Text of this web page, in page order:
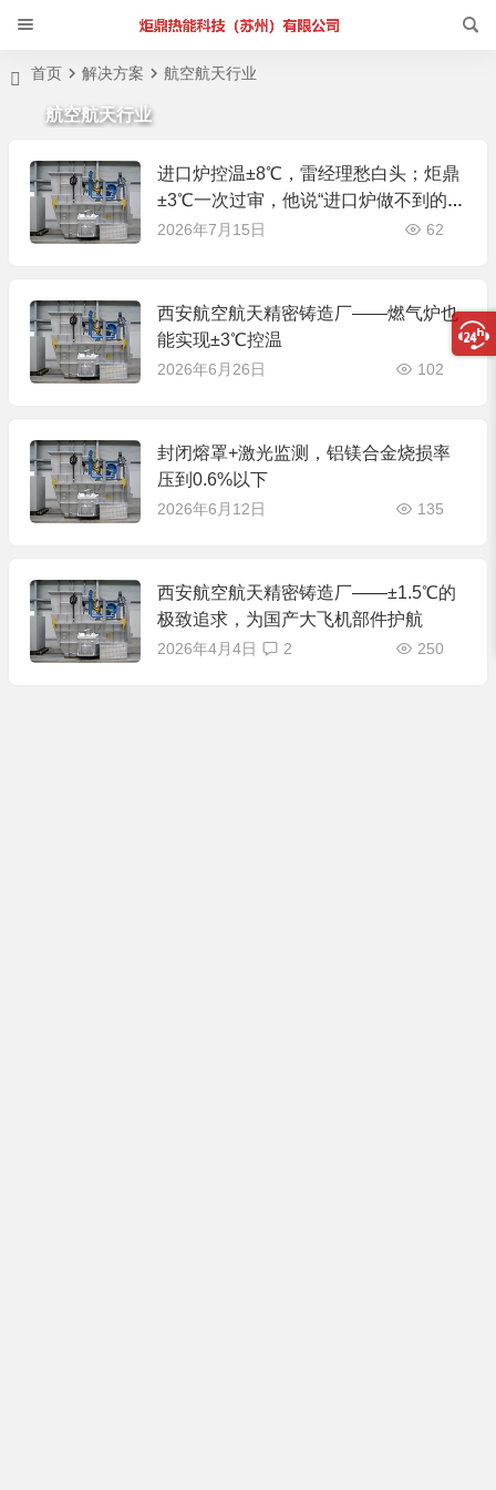
首页 解决方案 航空航天行业
航空航天行业
进口炉控温±8℃，雷经理愁白头；炬鼎
±3℃一次过审，他说“进口炉做不到的，
你们做到了”
2026年7月15日 62
西安航空航天精密铸造厂——燃气炉也
能实现±3℃控温
2026年6月26日 102
封闭熔罩+激光监测，铝镁合金烧损率
压到0.6%以下
2026年6月12日 135
西安航空航天精密铸造厂——±1.5℃的
极致追求，为国产大飞机部件护航
2026年4月4日 250
2